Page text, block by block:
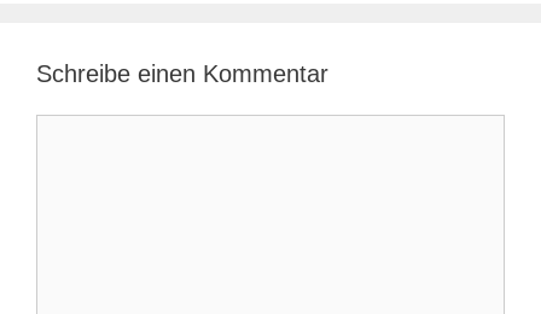
Schreibe einen Kommentar